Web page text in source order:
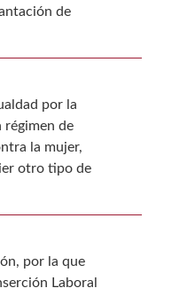
de
por la
régimen de
la mujer,
otro tipo de
por la que
Laboral